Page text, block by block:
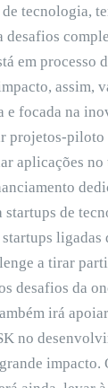
tecnologia,
em processo
assim,
e focada na
projetos-piloto
aplicações no
de
ligadas
a tirar
desafios da
irá
no
impacto.